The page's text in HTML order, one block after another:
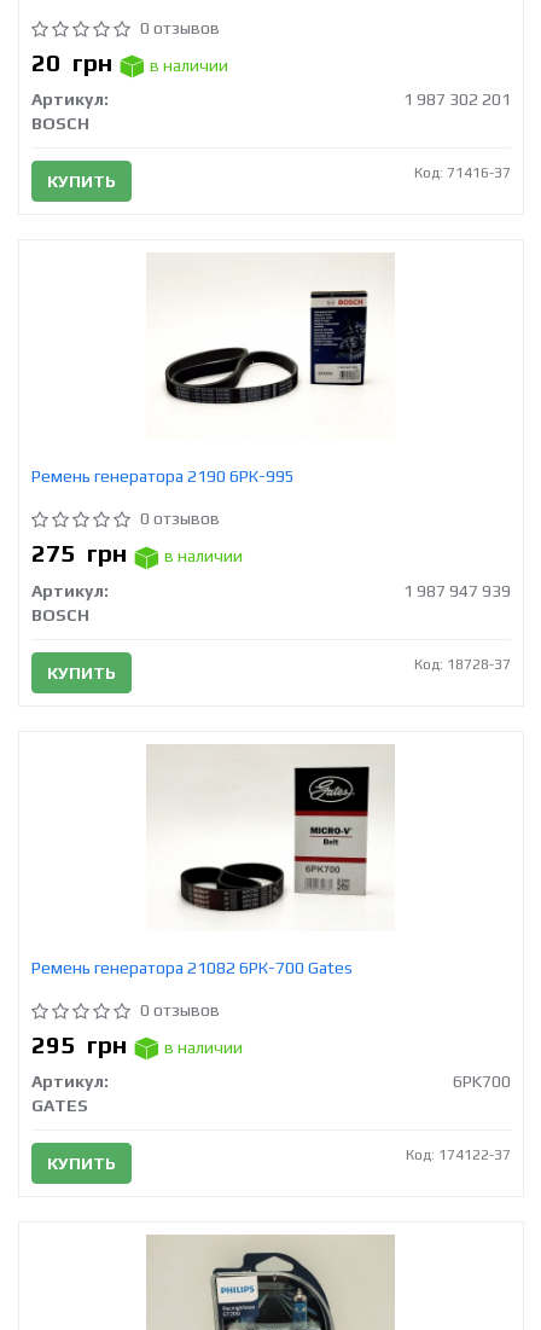
0 отзывов
20 грн
в наличии
Артикул:
1 987 302 201
BOSCH
КУПИТЬ Код: 71416-37
Ремень генератора 2190 6РК-995
0 отзывов
275 грн
в наличии
Артикул:
1 987 947 939
BOSCH
КУПИТЬ Код: 18728-37
Ремень генератора 21082 6РК-700 Gates
0 отзывов
295 грн
в наличии
Артикул:
6PK700
GATES
КУПИТЬ Код: 174122-37